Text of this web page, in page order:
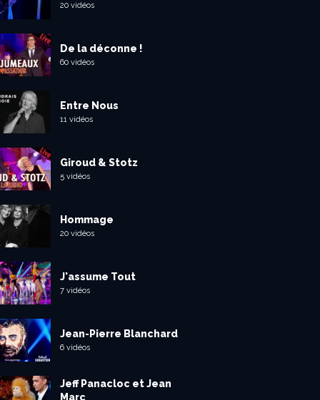
20 vidéos
De la déconne !
60 vidéos
Entre Nous
11 vidéos
Giroud & Stotz
5 vidéos
Hommage
20 vidéos
J'assume Tout
7 vidéos
Jean-Pierre Blanchard
6 vidéos
Jeff Panacloc et Jean
Marc